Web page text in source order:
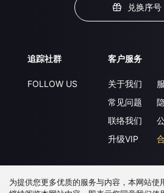
兑换序号
追踪社群
FOLLOW US
客户服务
关于我们
常见问题
联络我们
升级VIP
下载 APP
为提供您更多优质的服务与内容，本网站